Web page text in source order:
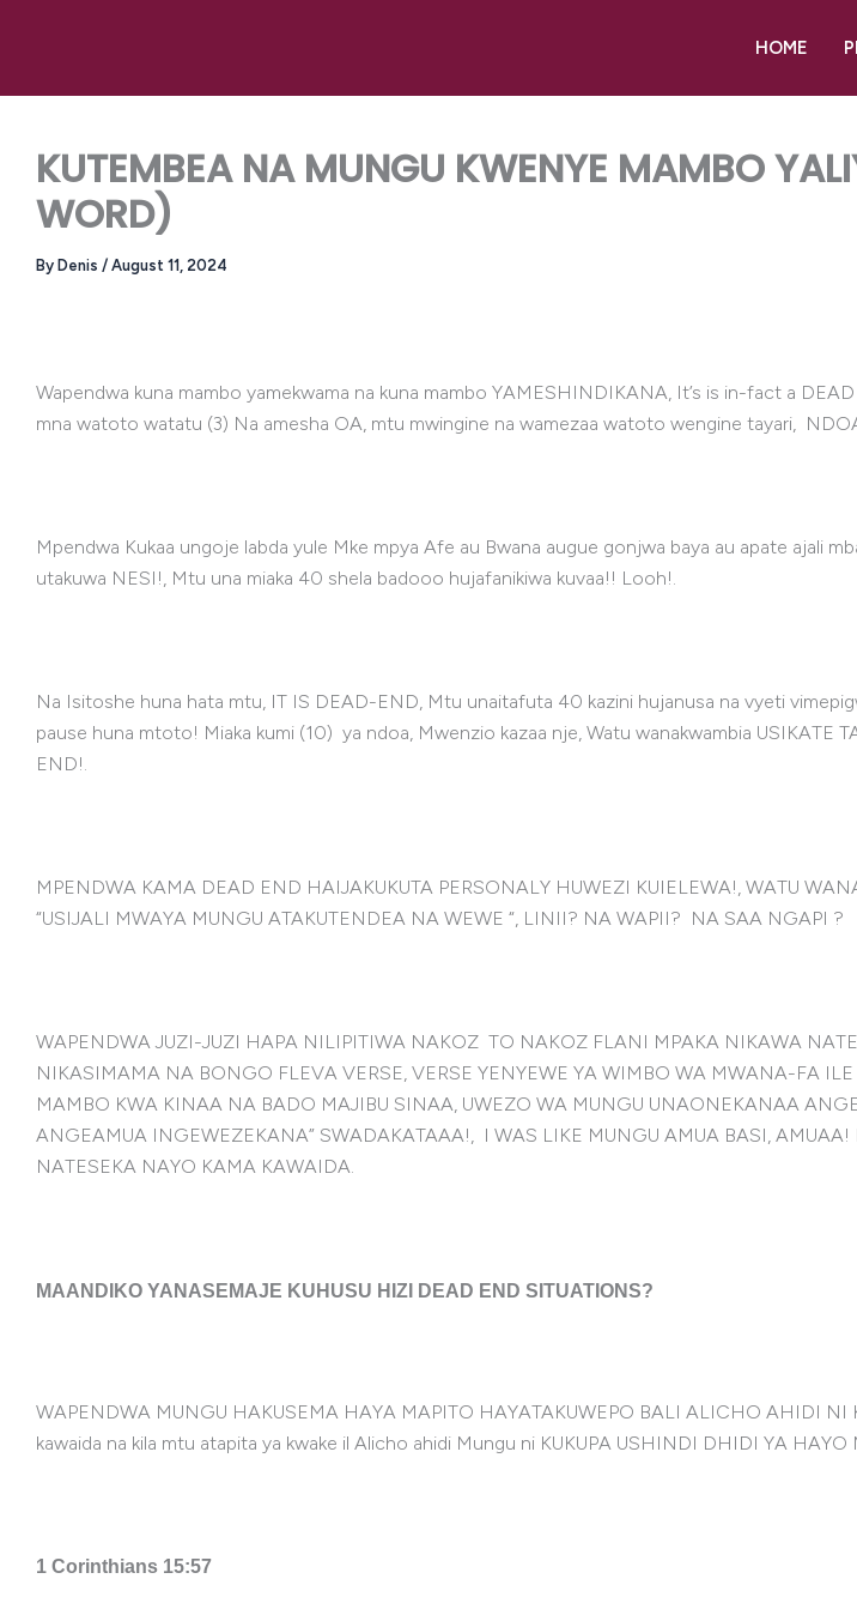
HOME
KUTEMBEA NA MUNGU KWENYE MAMBO
WORD)
By Denis / August 11, 2024
Wapendwa kuna mambo yamekwama na kuna mambo YAMESHINDIKANA, It’s is in-fact a
mna watoto watatu (3) Na amesha OA, mtu mwingine na wamezaa watoto wengine tayari,
Mpendwa Kukaa ungoje labda yule Mke mpya Afe au Bwana augue gonjwa baya au apate ajali
utakuwa NESI!, Mtu una miaka 40 shela badooo hujafanikiwa kuvaa!! Looh!.
Na Isitoshe huna hata mtu, IT IS DEAD-END, Mtu unaitafuta 40 kazini hujanusa na vyeti
pause huna mtoto! Miaka kumi (10) ya ndoa, Mwenzio kazaa nje, Watu wanakwambia
END!.
MPENDWA KAMA DEAD END HAIJAKUKUTA PERSONALY HUWEZI KUIELEWA!, WATU
“USIJALI MWAYA MUNGU ATAKUTENDEA NA WEWE “, LINII? NA WAPII? NA SAA NGAPI ?
WAPENDWA JUZI-JUZI HAPA NILIPITIWA NAKOZ TO NAKOZ FLANI MPAKA NIKAWA
NIKASIMAMA NA BONGO FLEVA VERSE, VERSE YENYEWE YA WIMBO WA MWANA-FA
MAMBO KWA KINAA NA BADO MAJIBU SINAA, UWEZO WA MUNGU UNAONEKANAA
ANGEAMUA INGEWEZEKANA” SWADAKATAAA!, I WAS LIKE MUNGU AMUA BASI,
NATESEKA NAYO KAMA KAWAIDA.
MAANDIKO YANASEMAJE KUHUSU HIZI DEAD END SITUATIONS?
WAPENDWA MUNGU HAKUSEMA HAYA MAPITO HAYATAKUWEPO BALI ALICHO AHIDI
kawaida na kila mtu atapita ya kwake il Alicho ahidi Mungu ni KUKUPA USHINDI DHIDI YA HAYO
1 Corinthians 15:57